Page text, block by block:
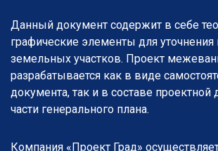
Данный документ содержит в себе
графические элементы для уточнения
земельных участков. Проект
разрабатывается как в виде
документа, так и в составе проектной
части генерального плана.
Компания «Проект Град»